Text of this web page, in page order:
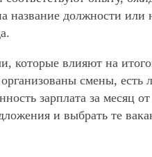
название должности
которые влияют на
смены,
зарплата за
и выбрать те